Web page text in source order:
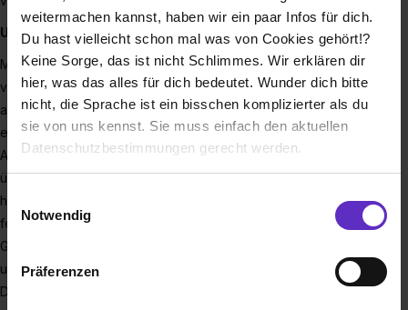
weitermachen kannst, haben wir ein paar Infos für dich.
Du hast vielleicht schon mal was von Cookies gehört!?
Keine Sorge, das ist nicht Schlimmes. Wir erklären dir
hier, was das alles für dich bedeutet. Wunder dich bitte
nicht, die Sprache ist ein bisschen komplizierter als du
sie von uns kennst. Sie muss einfach den aktuellen
Datenschutzbestimmungen gerecht werden.
Benutzung der Webseite getroffenen Einstellungen zu
Notwendig
Präferenzen
UNSERE LEISTUNGEN
Mit einem umfangreichen Leistungsportfolio bieten wir
verschiedene Leistungen aus unseren 3 Geschäftsfeldern
an. In unserem GeschäftsbereichAutomationslösungen
erstellen wir komplexe Sondermaschinen, modulare
Anlagenkonzepte und automatisieren Prozesse. Außerdem
übernehmen wir als Lohnhersteller die Produktion ihrer
hochtechnischen Bauteile, montieren Baugruppen oder
fertigen Kleinstserien. Alle Leistungen unseres
Geschäftsbereiches
unter Reinraumbedingungen an. Neben unseren
Dienstleistungen aus dem Reinraum umfasst unser Angebot